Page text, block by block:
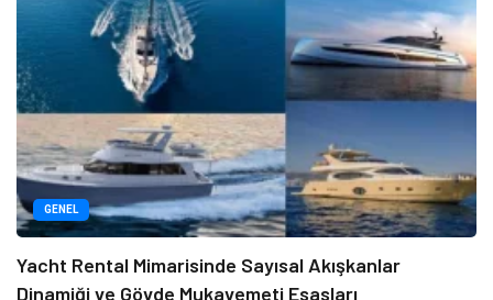
GENEL
Yacht Rental Mimarisinde Sayısal Akışkanlar
Dinamiği ve Gövde Mukavemeti Esasları